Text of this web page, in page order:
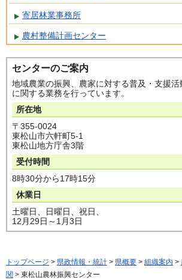
寄居林業事務所
農村整備計画センター
センターのご案内
地域農業の振興、農家に対する普及・支援
に関する業務を行っています。
所在地
〒355-0024
東松山市六軒町5-1
東松山地方庁舎3階
受付時間
8時30分から17時15分
休業日
土曜日、日曜日、祝日、
12月29日～1月3日
トップページ > 県政情報・統計 > 県概要 > 組織案内 >
関 > 東松山農林振興センター